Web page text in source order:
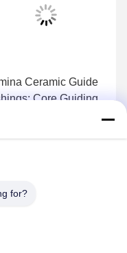
Ceramic Guide
Core Guiding
for?